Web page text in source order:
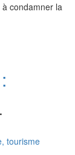
condamner la
tourisme